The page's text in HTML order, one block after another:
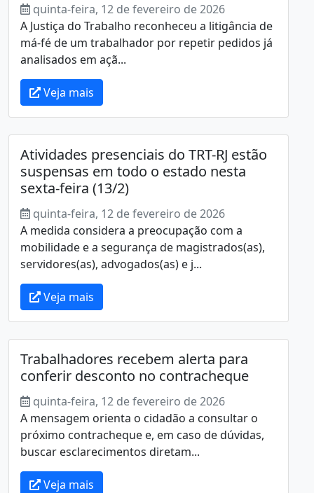
quinta-feira, 12 de fevereiro de 2026
A Justiça do Trabalho reconheceu a litigância de
má-fé de um trabalhador por repetir pedidos já
analisados em açã...
Veja mais
Atividades presenciais do TRT-RJ estão
suspensas em todo o estado nesta
sexta-feira (13/2)
quinta-feira, 12 de fevereiro de 2026
A medida considera a preocupação com a
mobilidade e a segurança de magistrados(as),
servidores(as), advogados(as) e j...
Veja mais
Trabalhadores recebem alerta para
conferir desconto no contracheque
quinta-feira, 12 de fevereiro de 2026
A mensagem orienta o cidadão a consultar o
próximo contracheque e, em caso de dúvidas,
buscar esclarecimentos diretam...
Veja mais